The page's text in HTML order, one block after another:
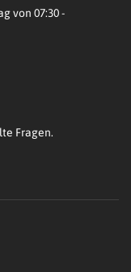
von 07:30 -
Fragen.